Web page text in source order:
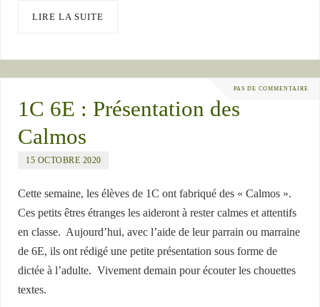
LIRE LA SUITE
PAS DE COMMENTAIRE
1C 6E : Présentation des
Calmos
15 OCTOBRE 2020
Cette semaine, les élèves de 1C ont fabriqué des « Calmos ».
Ces petits êtres étranges les aideront à rester calmes et attentifs
en classe. Aujourd’hui, avec l’aide de leur parrain ou marraine
de 6E, ils ont rédigé une petite présentation sous forme de
dictée à l’adulte. Vivement demain pour écouter les chouettes
textes.